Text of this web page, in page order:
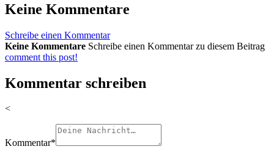
Keine Kommentare
Schreibe einen Kommentar
Keine Kommentare Schreibe einen Kommentar zu diesem Beitrag
comment this post!
Kommentar schreiben
<
Kommentar*